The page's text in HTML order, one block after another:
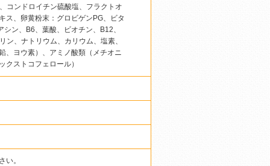
コンドロイチン硫酸塩、フラクトオ
ス、卵黄粉末：グロビゲンPG、ビタ
ン、B6、葉酸、ビオチン、B12、
、ナトリウム、カリウム、塩素、
、ヨウ素）、アミノ酸類（メチオニ
クストコフェロール）
い。